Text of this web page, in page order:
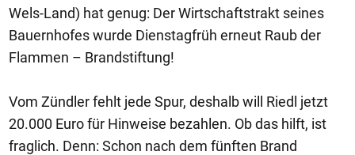
Wels-Land) hat genug: Der Wirtschaftstrakt seines
Bauernhofes wurde Dienstagfrüh erneut Raub der
Flammen – Brandstiftung!
Vom Zündler fehlt jede Spur, deshalb will Riedl jetzt
20.000 Euro für Hinweise bezahlen. Ob das hilft, ist
fraglich. Denn: Schon nach dem fünften Brand